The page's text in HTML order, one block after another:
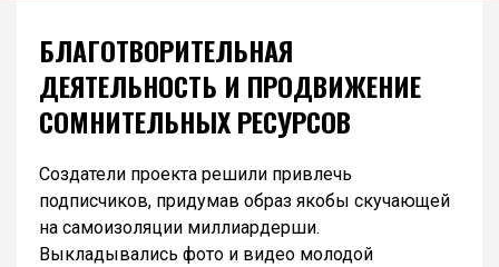
БЛАГОТВОРИТЕЛЬНАЯ
ДЕЯТЕЛЬНОСТЬ И ПРОДВИЖЕНИЕ
СОМНИТЕЛЬНЫХ РЕСУРСОВ
Создатели проекта решили привлечь
подписчиков, придумав образ якобы скучающей
на самоизоляции миллиардерши.
Выкладывались фото и видео молодой